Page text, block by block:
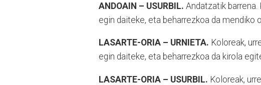
ANDOAIN – USURBIL. Andatzatik barrena.
egin daiteke, eta beharrezkoa da mendiko
LASARTE-ORIA – URNIETA. Koloreak,
egin daiteke, eta beharrezkoa da kirola
LASARTE-ORIA – USURBIL. Koloreak,